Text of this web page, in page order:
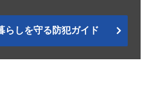
らしを守る防犯ガイド